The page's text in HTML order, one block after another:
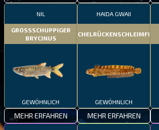
NIL
GROSSSCHUPPIGER
BRYCINUS
GEWÖHNLICH
MEHR ERFAHREN
HAIDA GWAII
STACHELRÜCKENSCHLEIMFISCH
GEWÖHNLICH
MEHR ERFAHREN